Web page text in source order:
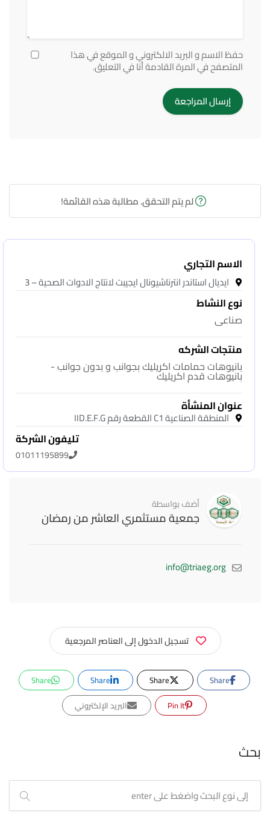
حفظ الاسم و البريد الالكتروني و الموقع في هذا
المتصفح في المرة القادمة أنا في التعليق.
لم يتم التحقق. مطالبة هذه القائمة!
الاسم التجاري
ايديال استاندر انترناشيونال ايجيبت لانتاج الادوات الصحية – 3
نوع النشاط
صناعى
منتجات الشركه
بانيوهات حمامات اكريليك بجوانب و بدون جوانب -
بانيوهات قدم اكريليك
عنوان المنشأة
المنطقة الصناعية C1 القطعة رقم IID.E.F.G
تليفون الشركة
01011195899
أضف بواسطة
جمعية مستثمري العاشر من رمضان
info@triaeg.org
تسجيل الدخول إلى العناصر المرجعية
Share
Share
Share
Share
Pin It
البريد الإلكتروني
بحث